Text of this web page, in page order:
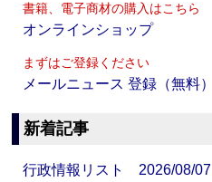
書籍、電子商材の購入はこちら
オンラインショップ
まずはご登録ください
メールニュース 登録（無料）
新着記事
行政情報リスト 2026/08/07